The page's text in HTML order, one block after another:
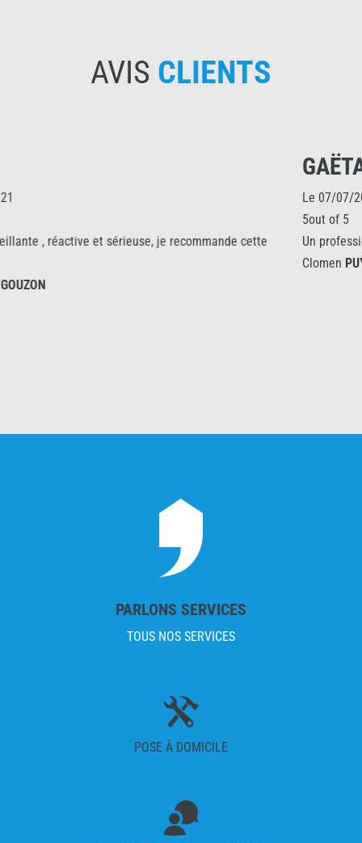
AVIS CLIENTS
je recommande cette
Un professionnalisme rare et un
PARLONS SERVICES
TOUS NOS SERVICES
POSE À DOMICILE